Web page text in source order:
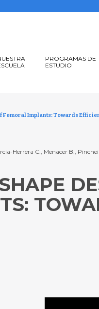
PROGRAMAS DE
ESTUDIO
Femoral Implants: Towards
Herrera C., Menacer B.,